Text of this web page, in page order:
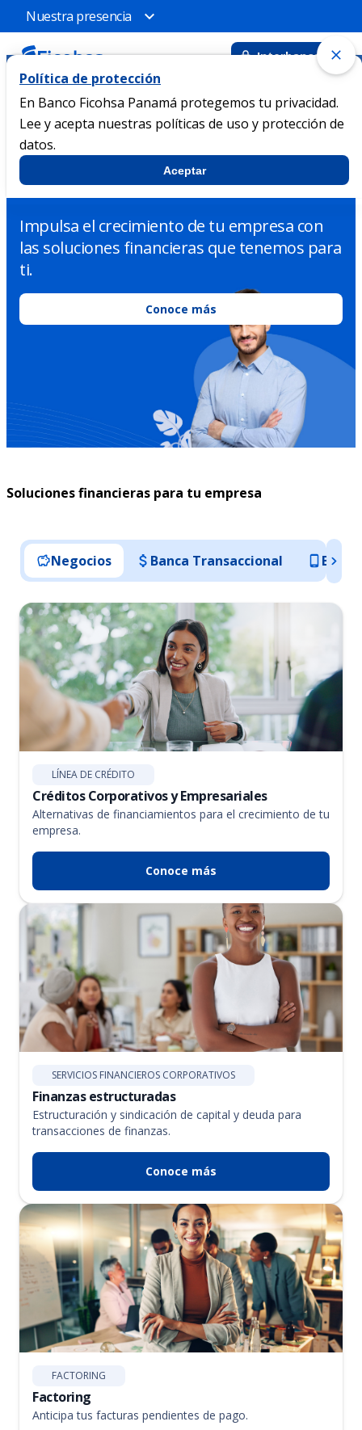
Nuestra presencia
Interbanca
Política de protección
En Banco Ficohsa Panamá protegemos tu privacidad.
Lee y acepta nuestras políticas de uso y protección de
datos.
Aceptar
BANCA EMPRESARIAL
Lleva tu empresa a otro
nivel con Ficohsa
Impulsa el crecimiento de tu empresa con
las soluciones financieras que tenemos para
ti.
Conoce más
Soluciones financieras para tu empresa
Negocios Banca Transaccional
LÍNEA DE CRÉDITO
Créditos Corporativos y Empresariales
Alternativas de financiamientos para el crecimiento de tu
empresa.
Conoce más
SERVICIOS FINANCIEROS CORPORATIVOS
Finanzas estructuradas
Estructuración y sindicación de capital y deuda para
transacciones de finanzas.
Conoce más
FACTORING
Factoring
Anticipa tus facturas pendientes de pago.